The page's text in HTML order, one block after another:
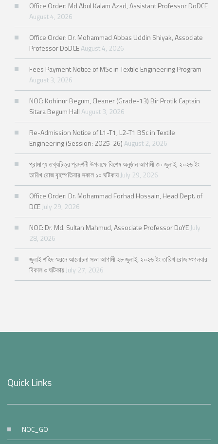
Office Order: Md Abul Kalam Azad, Assistant Professor DoDCE
August 4, 2026
Office Order: Dr. Mohammad Abbas Uddin Shiyak, Associate
Professor DoDCEAugust 4, 2026
Fees Payment Notice of MSc in Textile Engineering Program
August 3, 2026
NOC: Kohinur Begum, Cleaner (Grade-13) Bir Protik Captain
Sitara Begum HallAugust 3, 2026
Re-Admission Notice of L1-T1, L2-T1 BSc in Textile
Engineering (Session: 2025-26)August 2, 2026
প্রামাণ্য তথ্যচিত্র প্রদর্শনী উপলক্ষে বিশেষ অনুষ্ঠান আগামী ৩০ জুলাই, ২০২৬ ইং
তারিখ রোজ বৃহস্পতিবার সকাল ১০ ঘটিকায় July 29, 2026
Office Order: Dr. Mohammad Forhad Hossain, Head Dept. of
DCE July 29, 2026
NOC: Dr. Md. Sultan Mahmud, Associate Professor DoYE July
28, 2026
জুলাই শহিদ স্মরনে আলোচনা সভা আগামী ২৮ জুলাই, ২০২৬ ইং তারিখ রোজ মংগলবার
বিকাল ৩ ঘটিকায় July 27, 2026
Quick Links
NOC_GO